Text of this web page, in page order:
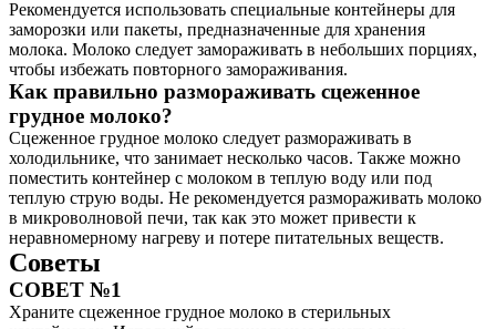
Рекомендуется использовать специальные контейнеры для
заморозки или пакеты, предназначенные для хранения
молока. Молоко следует замораживать в небольших порциях,
чтобы избежать повторного замораживания.
Как правильно размораживать сцеженное
грудное молоко?
Сцеженное грудное молоко следует размораживать в
холодильнике, что занимает несколько часов. Также можно
поместить контейнер с молоком в теплую воду или под
теплую струю воды. Не рекомендуется размораживать молоко
в микроволновой печи, так как это может привести к
неравномерному нагреву и потере питательных веществ.
Советы
СОВЕТ №1
Храните сцеженное грудное молоко в стерильных